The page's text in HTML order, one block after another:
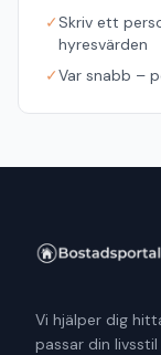
✓Skriv ett
hyresvärden
✓Var snabb –
Vi hjälper dig
passar din